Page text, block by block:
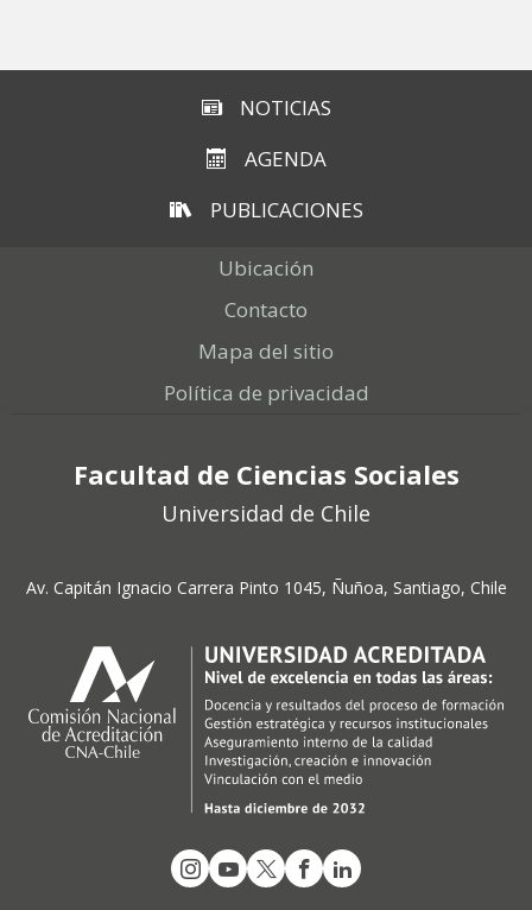
NOTICIAS
AGENDA
PUBLICACIONES
Ubicación
Contacto
Mapa del sitio
Política de privacidad
Facultad de Ciencias Sociales
Universidad de Chile
Av. Capitán Ignacio Carrera Pinto 1045, Ñuñoa, Santiago, Chile